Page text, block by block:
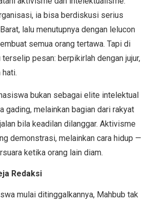
ia bisa berdiskusi serius
lalu menutupnya dengan lelucon
semua orang tertawa. Tapi di
pesan: berpikirlah dengan jujur,
bukan sebagai elite intelektual
gading, melainkan bagian dari rakyat
bila keadilan dilanggar. Aktivisme
demonstrasi, melainkan cara hidup —
ketika orang lain diam.
Redaksi
mulai ditinggalkannya, Mahbub tak